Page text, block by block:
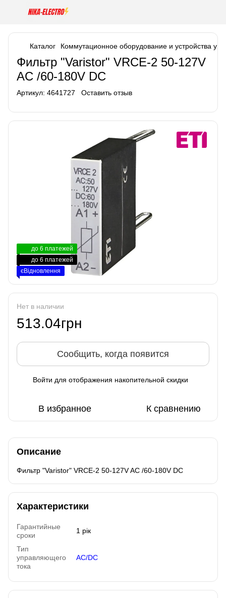
Каталог Коммутационное оборудование и устройства
Фильтр "Varistor" VRCE-2 50-127V
AC /60-180V DC
Артикул: 4641727 Оставить отзыв
до 6 платежей
до 6 платежей
єВідновлення
Нет в наличии
513.04грн
Сообщить, когда появится
Войти для отображения накопительной скидки
В избранное К сравнению
Описание
Фильтр "Varistor" VRCE-2 50-127V AC /60-180V DC
Характеристики
Гарантийные
сроки
1 рік
Тип
управляющего
тока
AC/DC